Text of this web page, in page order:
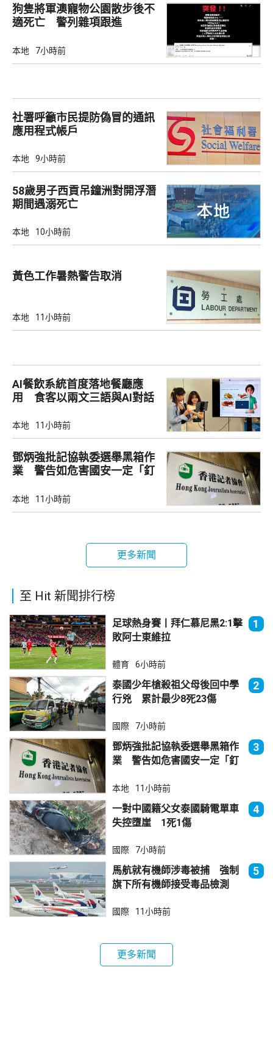
狗隻將軍澳寵物公園散步後不
適死亡 警列雜項跟進
本地 7小時前
社署呼籲市民提防偽冒的通訊
應用程式帳戶
本地 9小時前
58歲男子西貢吊鐘洲對開浮潛
期間遇溺死亡
本地 10小時前
黃色工作暑熱警告取消
本地 11小時前
AI餐飲系統首度落地餐廳應
用 食客以兩文三語與AI對話
本地 11小時前
鄧炳強批記協執委選舉黑箱作
業 警告如危害國安一定「釘
本地 11小時前
更多新聞
至 Hit 新聞排行榜
足球熱身賽丨拜仁慕尼黑2:1擊
敗阿士東維拉
1
體育 6小時前
泰國少年槍殺祖父母後回中學
行兇 累計最少8死23傷
2
國際 7小時前
鄧炳強批記協執委選舉黑箱作
業 警告如危害國安一定「釘
3
本地 11小時前
一對中國籍父女泰國騎電單車
失控墮崖 1死1傷
4
國際 7小時前
馬航就有機師涉毒被捕 強制
旗下所有機師接受毒品檢測
5
國際 11小時前
更多新聞